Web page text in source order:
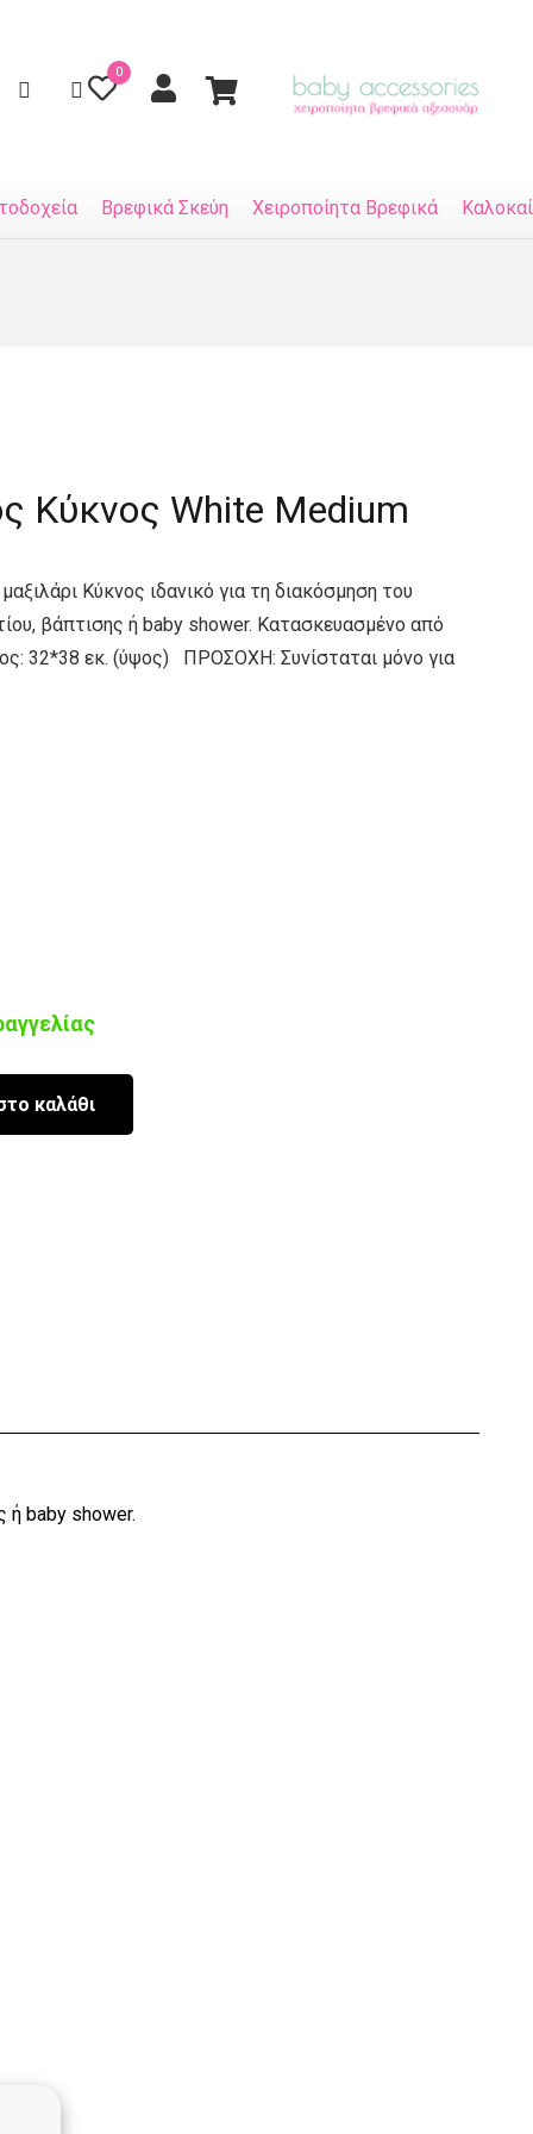
0
Βρεφικά Σκεύη Χειροποίητα Βρεφικά
Κύκνος White Medium
Κύκνος ιδανικό για τη διακόσμηση του
βάπτισης ή baby shower. Κατασκευασμένο από
32*38 εκ. (ύψος) ΠΡΟΣΟΧΗ: Συνίσταται μόνο για
καλάθι
ή baby shower.